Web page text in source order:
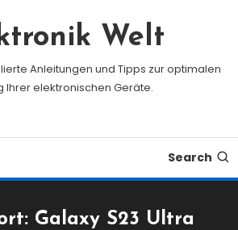
Welt
Anleitungen und Tipps zur optimalen
Ihrer elektronischen Geräte.
Search
Galaxy S23 Ultra